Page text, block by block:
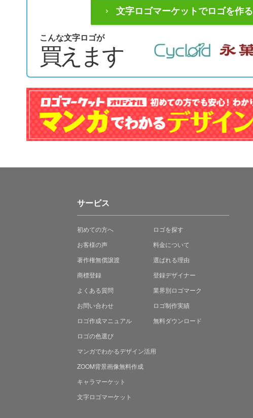
文字ロゴマーケットでロゴを作る
こんな文字ロゴが
買えます
サービス
初めての方へ
ロゴを探す
お客様の声
料金について
著作権無償譲渡
選ばれる理由
商標登録
登録デザイナー
よくある質問
業界別ロゴマーク
お問い合わせ
ロゴ制作実績
ロゴ作成マニュアル
無料ダウンロード
ロゴの色選び
マンガでわかるデザイン活用
ZOOM背景画像無料作成
キャラマーケット
文字ロゴマーケット